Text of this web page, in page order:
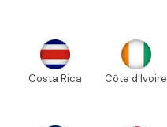
Costa Rica Côte d'Ivoire